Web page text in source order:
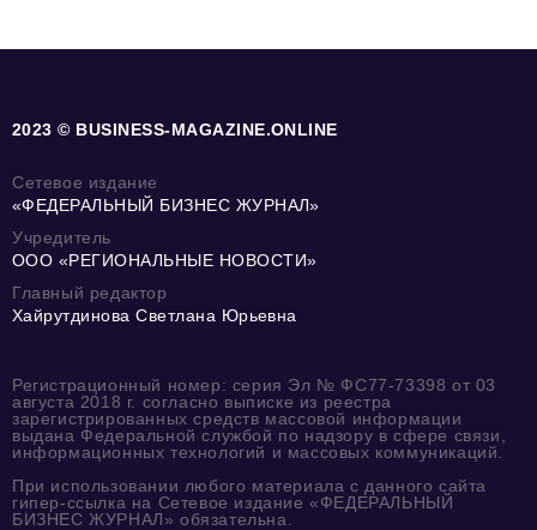
2023 © BUSINESS-MAGAZINE.ONLINE
Сетевое издание
«ФЕДЕРАЛЬНЫЙ БИЗНЕС ЖУРНАЛ»
Учредитель
ООО «РЕГИОНАЛЬНЫЕ НОВОСТИ»
Главный редактор
Хайрутдинова Светлана Юрьевна
Регистрационный номер: серия Эл № ФС77-73398 от 03
августа 2018 г. согласно выписке из реестра
зарегистрированных средств массовой информации
выдана Федеральной службой по надзору в сфере связи,
информационных технологий и массовых коммуникаций.
При использовании любого материала с данного сайта
гипер-ссылка на Сетевое издание «ФЕДЕРАЛЬНЫЙ
БИЗНЕС ЖУРНАЛ» обязательна.